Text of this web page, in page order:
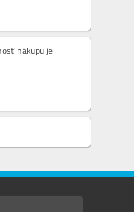
nákupu je